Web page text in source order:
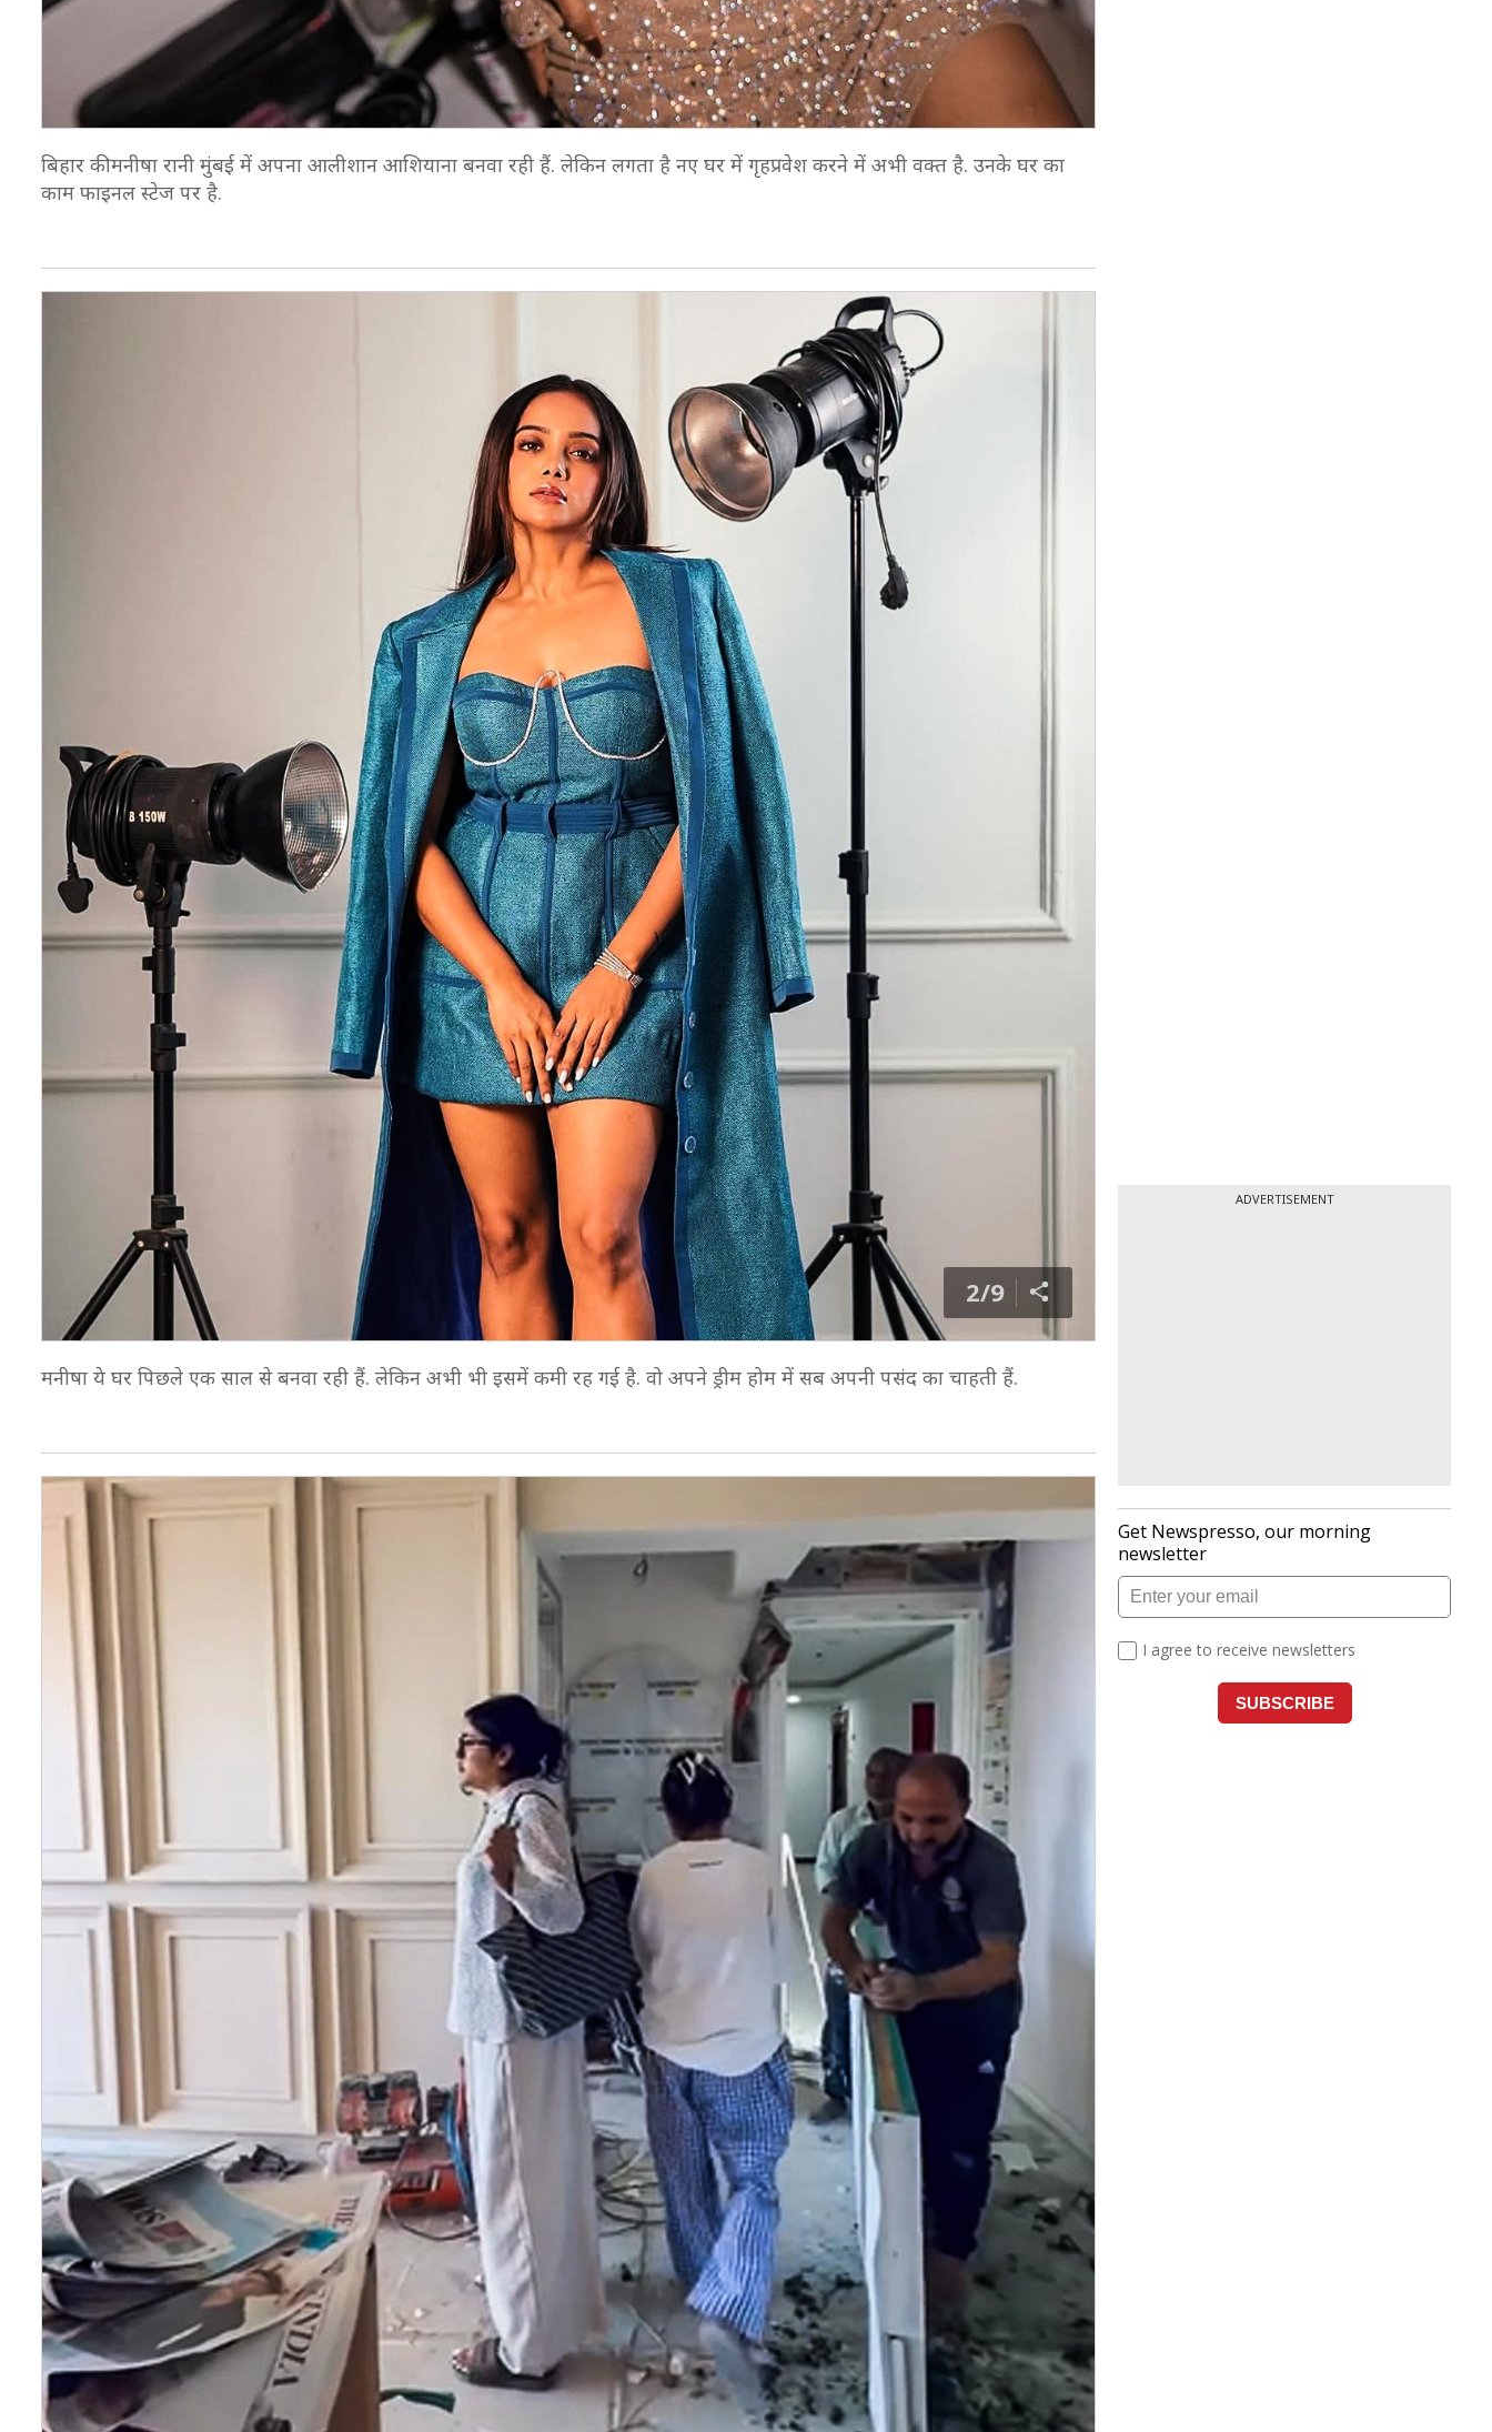
बिहार की मनीषा रानी मुंबई में अपना आलीशान आशियाना बनवा रही हैं. लेकिन लगता है नए घर में गृहप्रवेश करने में अभी वक्त है. उनके घर का
काम फाइनल स्टेज पर है.
2/9
मनीषा ये घर पिछले एक साल से बनवा रही हैं. लेकिन अभी भी इसमें कमी रह गई है. वो अपने ड्रीम होम में सब अपनी पसंद का चाहती हैं.
ADVERTISEMENT